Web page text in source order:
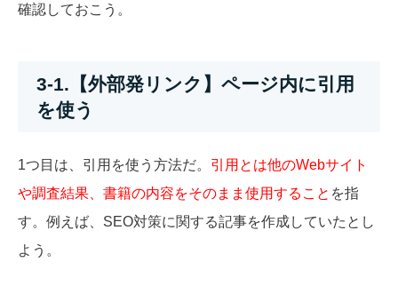
確認しておこう。
3-1.【外部発リンク】ページ内に引用
を使う
1つ目は、引用を使う方法だ。 引用とは他のWebサイト
や調査結果、書籍の内容をそのまま使用すること を指
す。例えば、SEO対策に関する記事を作成していたとし
よう。